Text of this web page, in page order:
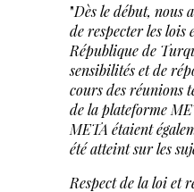
"Dès le début, nous
de respecter les lois
République de
sensibilités et de
cours des réunions
de la plateforme
META étaient
été atteint sur les
Respect de la loi et